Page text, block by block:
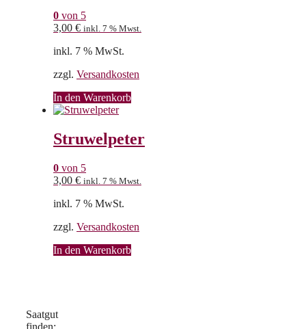
0 von 5
3,00 € inkl. 7 % Mwst.
inkl. 7 % MwSt.
zzgl. Versandkosten
In den Warenkorb
Struwelpeter
0 von 5
3,00 € inkl. 7 % Mwst.
inkl. 7 % MwSt.
zzgl. Versandkosten
In den Warenkorb
Saatgut
finden: